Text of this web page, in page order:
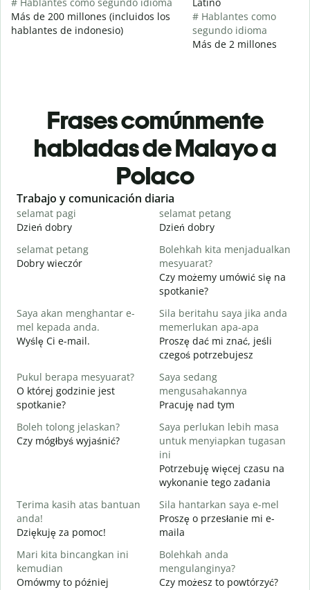
Más de 200 millones (incluidos los
hablantes de indonesio)
# Hablantes como
segundo idioma
Más de 2 millones
Frases comúnmente
habladas de Malayo a
Polaco
Slide 1 of 6
Trabajo y comunicación diaria
selamat pagi
Dzień dobry
selamat petang
Dzień dobry
selamat petang
Dobry wieczór
Bolehkah kita menjadualkan
mesyuarat?
Czy możemy umówić się na
spotkanie?
Saya akan menghantar e-
mel kepada anda.
Wyślę Ci e-mail.
Sila beritahu saya jika anda
memerlukan apa-apa
Proszę dać mi znać, jeśli
czegoś potrzebujesz
Pukul berapa mesyuarat?
O której godzinie jest
spotkanie?
Saya sedang
mengusahakannya
Pracuję nad tym
Boleh tolong jelaskan?
Czy mógłbyś wyjaśnić?
Saya perlukan lebih masa
untuk menyiapkan tugasan
ini
Potrzebuję więcej czasu na
wykonanie tego zadania
Terima kasih atas bantuan
anda!
Dziękuję za pomoc!
Sila hantarkan saya e-mel
Proszę o przesłanie mi e-
maila
Mari kita bincangkan ini
kemudian
Omówmy to później
Bolehkah anda
mengulanginya?
Czy możesz to powtórzyć?